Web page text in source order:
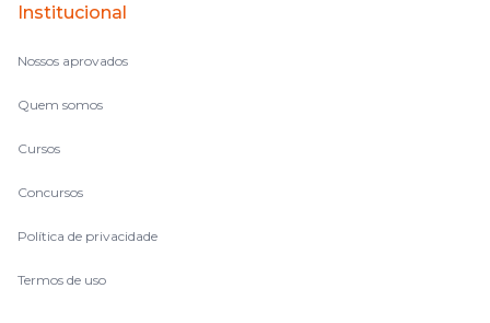
Institucional
Nossos aprovados
Quem somos
Cursos
Concursos
Política de privacidade
Termos de uso